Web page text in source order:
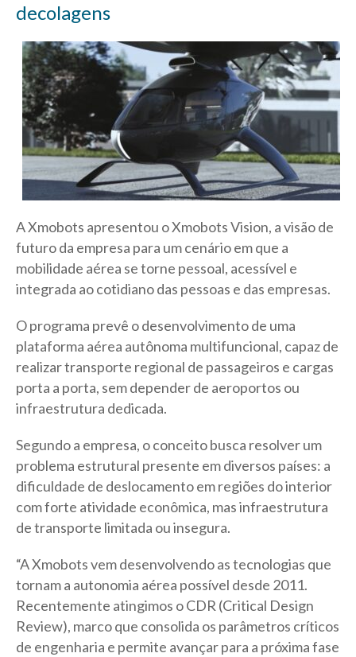
decolagens
A Xmobots apresentou o Xmobots Vision, a visão de
futuro da empresa para um cenário em que a
mobilidade aérea se torne pessoal, acessível e
integrada ao cotidiano das pessoas e das empresas.
O programa prevê o desenvolvimento de uma
plataforma aérea autônoma multifuncional, capaz de
realizar transporte regional de passageiros e cargas
porta a porta, sem depender de aeroportos ou
infraestrutura dedicada.
Segundo a empresa, o conceito busca resolver um
problema estrutural presente em diversos países: a
dificuldade de deslocamento em regiões do interior
com forte atividade econômica, mas infraestrutura
de transporte limitada ou insegura.
“A Xmobots vem desenvolvendo as tecnologias que
tornam a autonomia aérea possível desde 2011.
Recentemente atingimos o CDR (Critical Design
Review), marco que consolida os parâmetros críticos
de engenharia e permite avançar para a próxima fase